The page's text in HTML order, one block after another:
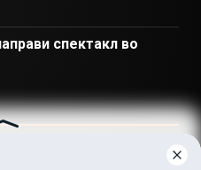
спектакл во